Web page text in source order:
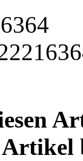
Artikel